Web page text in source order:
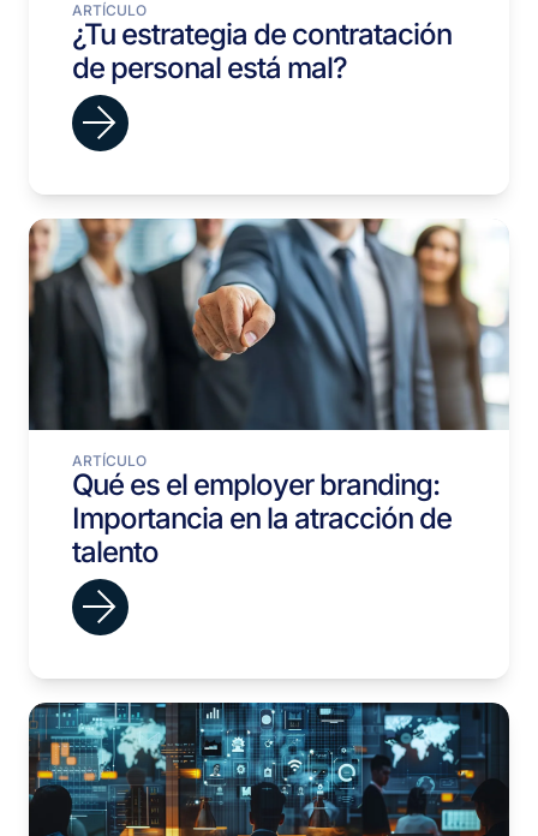
ARTÍCULO
¿Tu estrategia de contratación
de personal está mal?
ARTÍCULO
Qué es el employer branding:
Importancia en la atracción de
talento